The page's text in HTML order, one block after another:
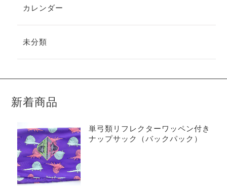
カレンダー
未分類
新着商品
単弓類リフレクターワッペン付き
ナップサック（バックパック）